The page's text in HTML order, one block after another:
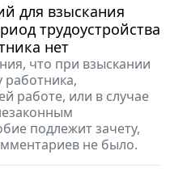
для взыскания
трудоустройства
нет
что при взыскании
работника,
работе, или в случае
подлежит зачету,
не было.